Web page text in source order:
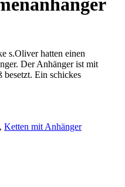
s.Oliver hatten einen
Der Anhänger ist mit
Ein schickes
, Ketten mit Anhänger